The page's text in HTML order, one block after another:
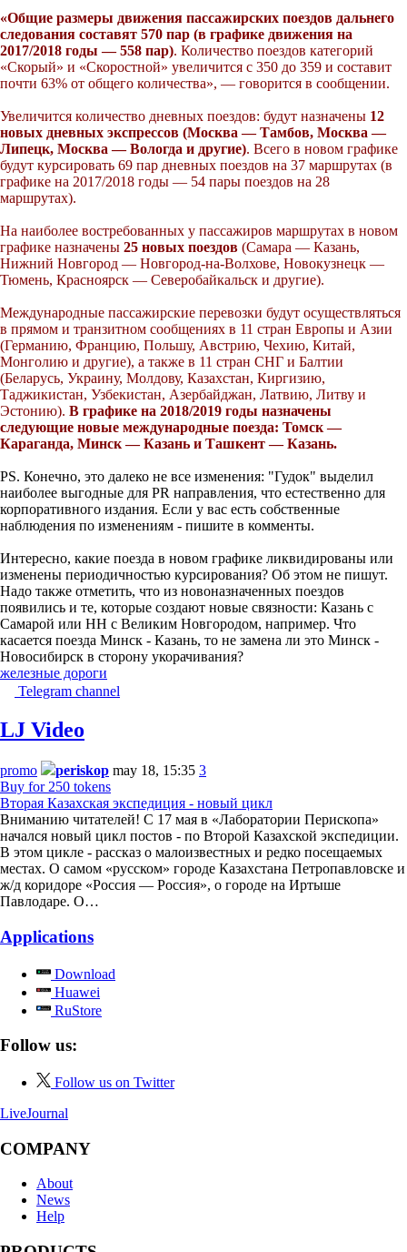
«Общие размеры движения пассажирских поездов дальнего
следования составят 570 пар (в графике движения на
2017/2018 годы — 558 пар). Количество поездов категорий
«Скорый» и «Скоростной» увеличится с 350 до 359 и составит
почти 63% от общего количества», — говорится в сообщении.
Увеличится количество дневных поездов: будут назначены 12
новых дневных экспрессов (Москва — Тамбов, Москва —
Липецк, Москва — Вологда и другие). Всего в новом графике
будут курсировать 69 пар дневных поездов на 37 маршрутах (в
графике на 2017/2018 годы — 54 пары поездов на 28
маршрутах).
На наиболее востребованных у пассажиров маршрутах в новом
графике назначены 25 новых поездов (Самара — Казань,
Нижний Новгород — Новгород-на-Волхове, Новокузнецк —
Тюмень, Красноярск — Северобайкальск и другие).
Международные пассажирские перевозки будут осуществляться
в прямом и транзитном сообщениях в 11 стран Европы и Азии
(Германию, Францию, Польшу, Австрию, Чехию, Китай,
Монголию и другие), а также в 11 стран СНГ и Балтии
(Беларусь, Украину, Молдову, Казахстан, Киргизию,
Таджикистан, Узбекистан, Азербайджан, Латвию, Литву и
Эстонию). В графике на 2018/2019 годы назначены
следующие новые международные поезда: Томск —
Караганда, Минск — Казань и Ташкент — Казань.
PS. Конечно, это далеко не все изменения: "Гудок" выделил
наиболее выгодные для PR направления, что естественно для
корпоративного издания. Если у вас есть собственные
наблюдения по изменениям - пишите в комменты.
Интересно, какие поезда в новом графике ликвидированы или
изменены периодичностью курсирования? Об этом не пишут.
Надо также отметить, что из новоназначенных поездов
появились и те, которые создают новые связности: Казань с
Самарой или НН с Великим Новгородом, например. Что
касается поезда Минск - Казань, то не замена ли это Минск -
Новосибирск в сторону укорачивания?
железные дороги
Telegram channel
LJ Video
promo periskop may 18, 15:35 3
Buy for 250 tokens
Вторая Казахская экспедиция - новый цикл
Вниманию читателей! С 17 мая в «Лаборатории Перископа»
начался новый цикл постов - по Второй Казахской экспедиции.
В этом цикле - рассказ о малоизвестных и редко посещаемых
местах. О самом «русском» городе Казахстана Петропавловске и
ж/д коридоре «Россия — Россия», о городе на Иртыше
Павлодаре. О…
Applications
Download
Huawei
RuStore
Follow us:
Follow us on Twitter
LiveJournal
COMPANY
About
News
Help